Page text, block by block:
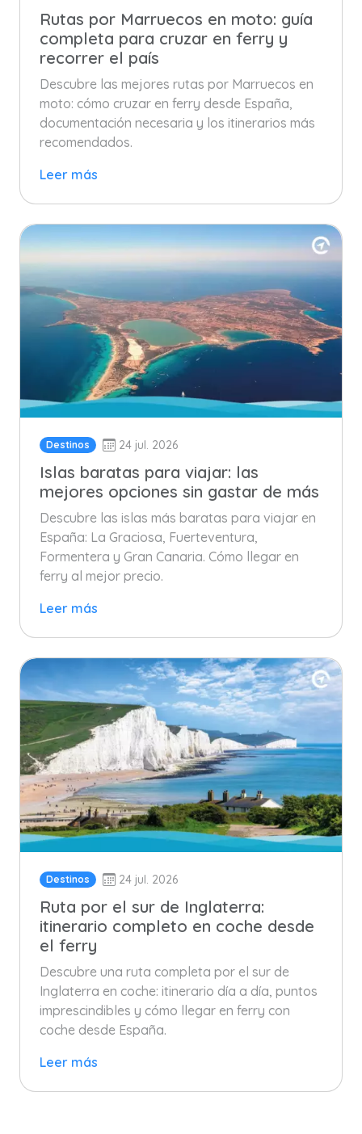
Rutas por Marruecos en moto: guía
completa para cruzar en ferry y
recorrer el país
Descubre las mejores rutas por Marruecos en
moto: cómo cruzar en ferry desde España,
documentación necesaria y los itinerarios más
recomendados.
Leer más
Destinos 24 jul. 2026
Islas baratas para viajar: las
mejores opciones sin gastar de más
Descubre las islas más baratas para viajar en
España: La Graciosa, Fuerteventura,
Formentera y Gran Canaria. Cómo llegar en
ferry al mejor precio.
Leer más
Destinos 24 jul. 2026
Ruta por el sur de Inglaterra:
itinerario completo en coche desde
el ferry
Descubre una ruta completa por el sur de
Inglaterra en coche: itinerario día a día, puntos
imprescindibles y cómo llegar en ferry con
coche desde España.
Leer más